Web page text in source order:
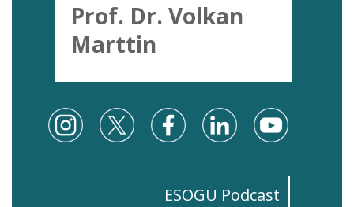
Prof. Dr. Volkan
Marttin
ESOGÜ Podcast